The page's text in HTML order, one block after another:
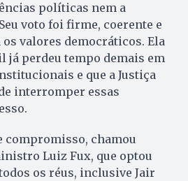
políticas nem a
voto foi firme, coerente e
valores democráticos. Ela
já perdeu tempo demais em
e que a Justiça
interromper essas
compromisso, chamou
Luiz Fux, que optou
os réus, inclusive Jair